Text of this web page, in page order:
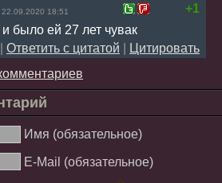
+1
22.09.2020 18:51
было ей 27 лет чувак
Ответить с цитатой
Цитировать
Имя (обязательное)
E-Mail (обязательное)